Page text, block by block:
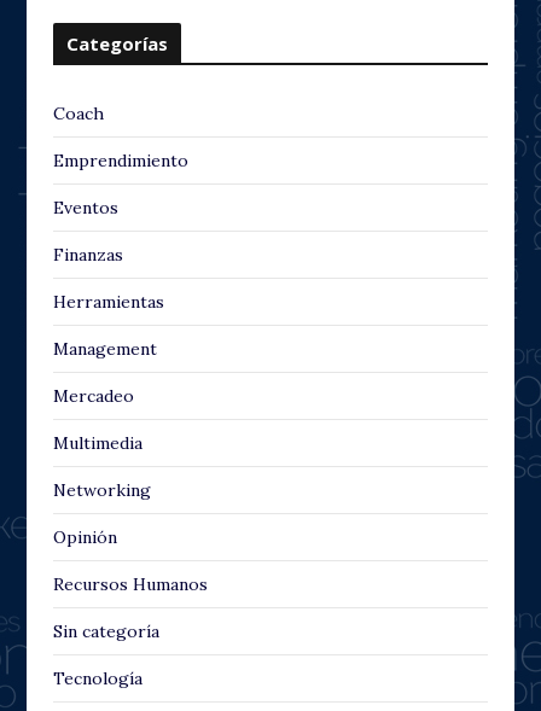
Categorías
Coach
Emprendimiento
Eventos
Finanzas
Herramientas
Management
Mercadeo
Multimedia
Networking
Opinión
Recursos Humanos
Sin categoría
Tecnología